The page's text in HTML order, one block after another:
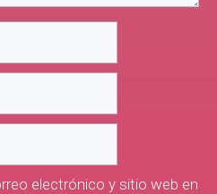
electrónico y sitio web en